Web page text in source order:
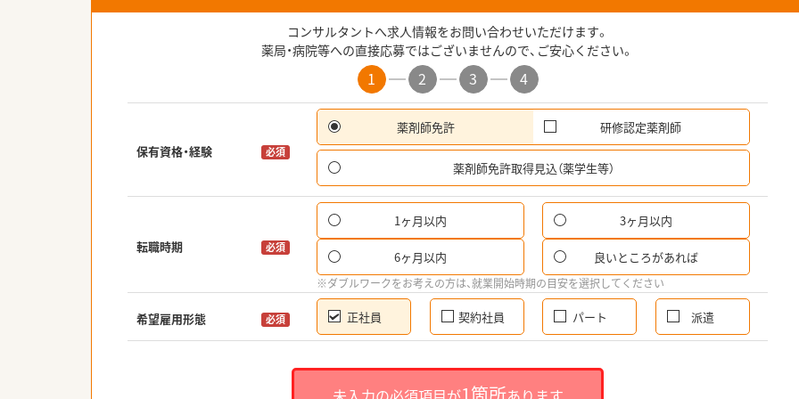
コンサルタントへ求人情報をお問い合わせいただけます。
薬局・病院等への直接応募ではございませんので、ご安心ください。
1 2 3 4
保有資格・経験 必須
薬剤師免許 研修認定薬剤師
薬剤師免許取得見込（薬学生等）
転職時期 必須
1ヶ月以内 3ヶ月以内
6ヶ月以内 良いところがあれば
※ダブルワークをお考えの方は、就業開始時期の目安を選択してください
希望雇用形態 必須 正社員 契約社員 パート 派遣